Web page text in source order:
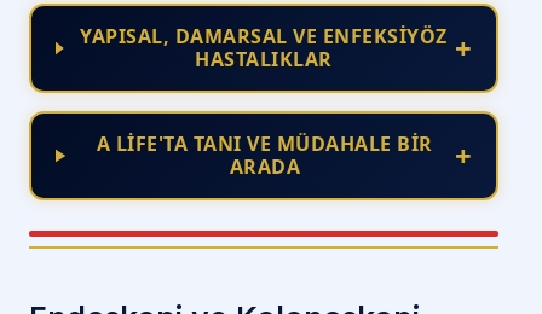
YAPISAL, DAMARSAL VE ENFEKSİYÖZ
HASTALIKLAR
+
A LİFE'TA TANI VE MÜDAHALE BİR
ARADA
+